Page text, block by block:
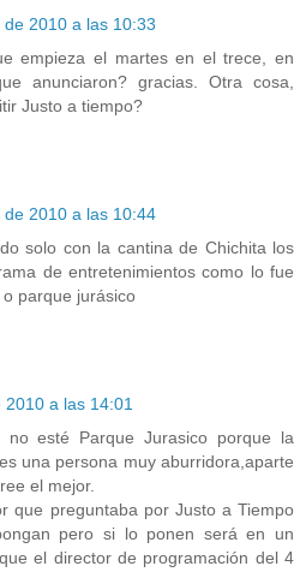
de 2010 a las 10:33
empieza el martes en el trece, en
anunciaron? gracias. Otra cosa,
Justo a tiempo?
de 2010 a las 10:44
solo con la cantina de Chichita los
de entretenimientos como lo fue
parque jurásico
2010 a las 14:01
no esté Parque Jurasico porque la
una persona muy aburridora,aparte
el mejor.
que preguntaba por Justo a Tiempo
pero si lo ponen será en un
el director de programación del 4